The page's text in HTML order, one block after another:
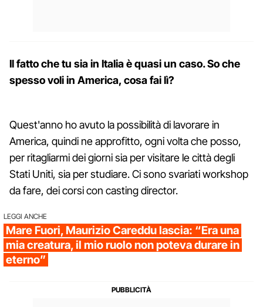
Il fatto che tu sia in Italia è quasi un caso. So che
spesso voli in America, cosa fai lì?
Quest'anno ho avuto la possibilità di lavorare in
America, quindi ne approfitto, ogni volta che posso,
per ritagliarmi dei giorni sia per visitare le città degli
Stati Uniti, sia per studiare. Ci sono svariati workshop
da fare, dei corsi con casting director.
LEGGI ANCHE
Mare Fuori, Maurizio Careddu lascia: “Era una
mia creatura, il mio ruolo non poteva durare in
eterno”